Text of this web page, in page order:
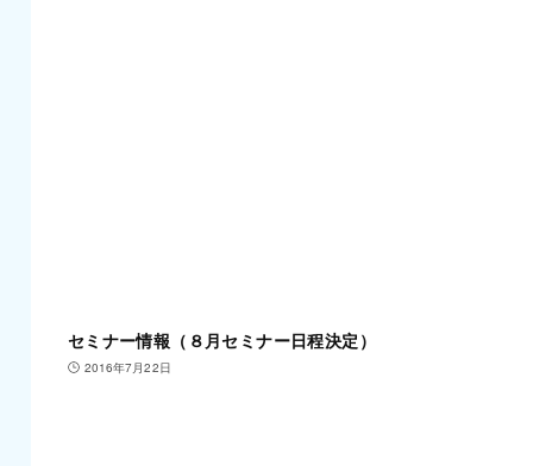
セミナー情報（８月セミナー日程決定）
2016年7月22日